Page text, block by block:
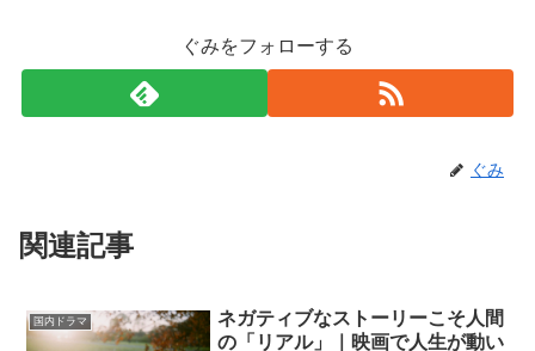
ぐみをフォローする
ぐみ
関連記事
国内ドラマ
ネガティブなストーリーこそ人間
の「リアル」｜映画で人生が動い